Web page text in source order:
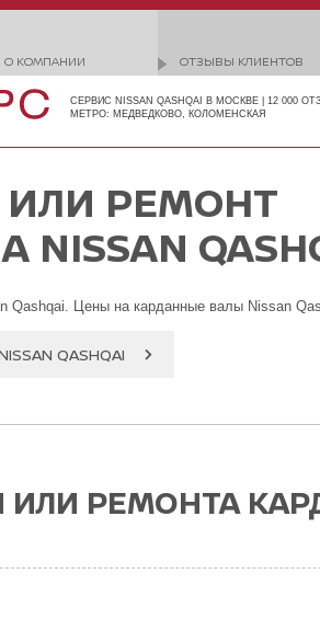
О КОМПАНИИ ОТЗЫВЫ КЛИЕНТОВ
СЕРВИС NISSAN QASHQAI В МОСКВЕ | 12 000
МЕТРО: МЕДВЕДКОВО, КОЛОМЕНСКАЯ
РЕМОНТ
Qashqai. Цены на карданные валы Nissan
QASHQAI
РЕМОНТА